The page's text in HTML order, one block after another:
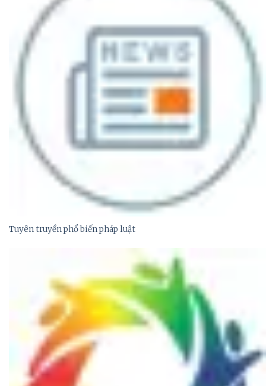
Tuyên truyền phổ biến pháp luật